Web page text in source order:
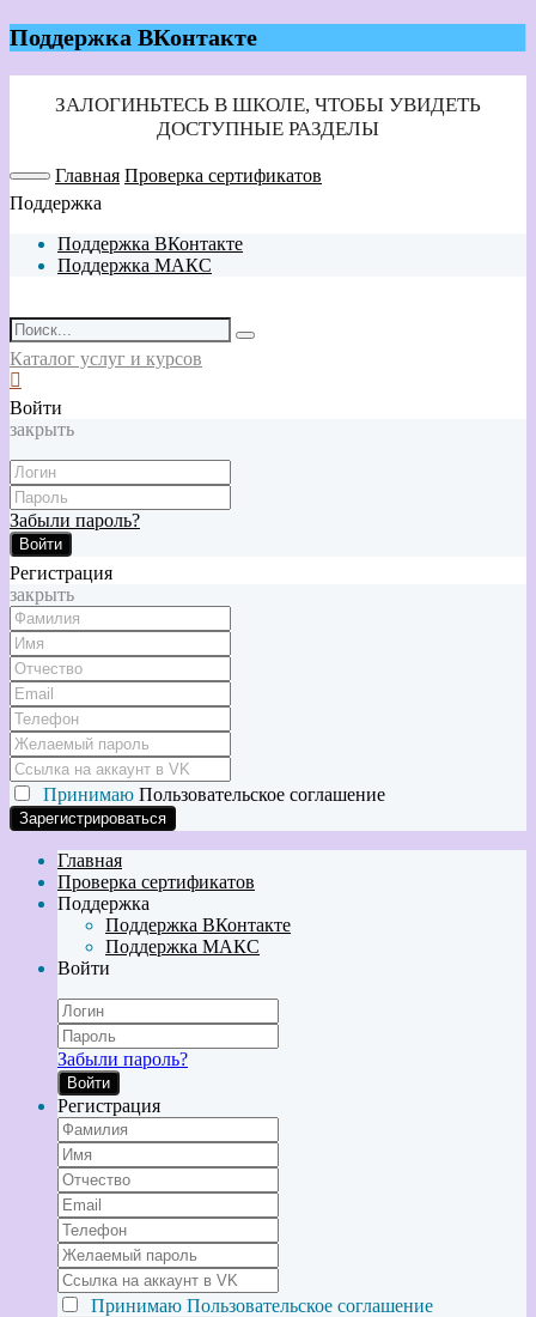
Поддержка ВКонтакте
Главная Проверка сертификатов
Поддержка
Поддержка ВКонтакте
Поддержка МАКС
Каталог услуг и курсов
Войти
закрыть
Забыли пароль?
Войти
Регистрация
закрыть
Принимаю Пользовательское соглашение
Главная
Проверка сертификатов
Поддержка
Поддержка ВКонтакте
Поддержка МАКС
Войти
Забыли пароль?
Войти
Регистрация
Принимаю Пользовательское соглашение